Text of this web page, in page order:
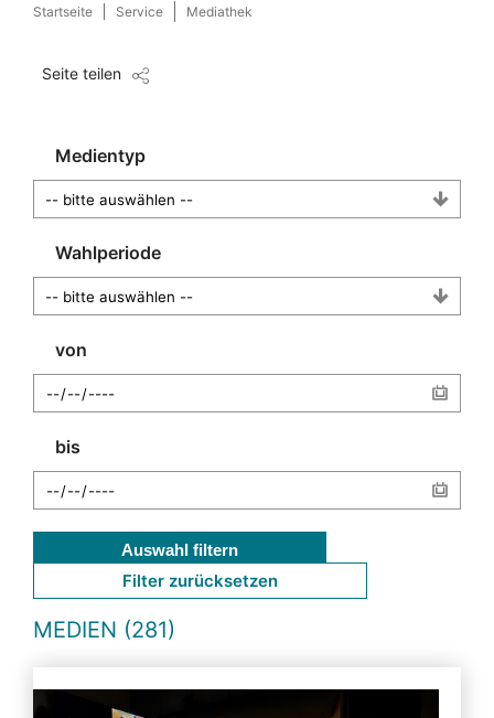
Startseite Service Mediathek
Seite teilen
Medientyp
Wahlperiode
von
bis
Auswahl filtern
Filter zurücksetzen
MEDIEN (281)